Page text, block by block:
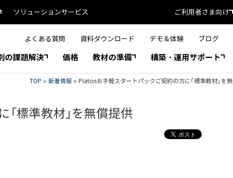
ソリューションサービス ご利用者さま向け
よくある質問 資料ダウンロード デモ＆体験 ブログ
の課題解決 価格 教材の準備 構築・運用サポート
TOP > 新着情報 > Platonお手軽スタートパックご契約の方に「標準教材」を
標準教材」を無償提供